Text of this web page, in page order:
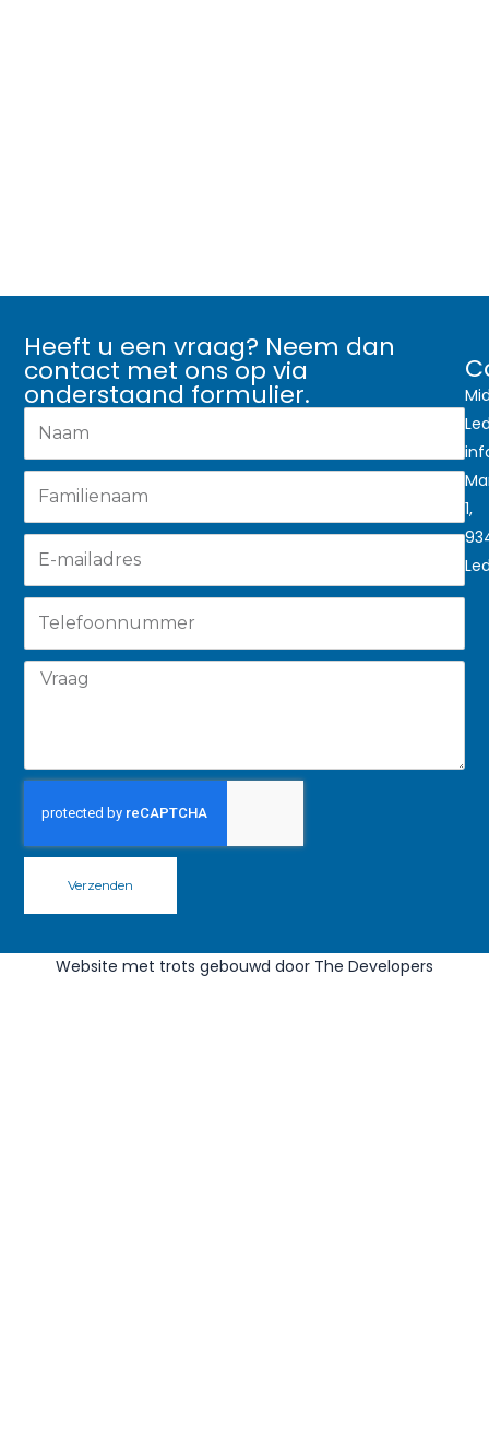
Heeft u een vraag? Neem dan
contact met ons op via
onderstaand formulier.
Verzenden
1,
Website met trots gebouwd door The Developers